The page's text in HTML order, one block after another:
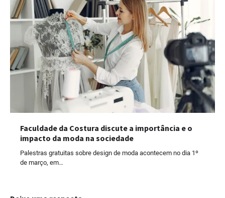
Faculdade da Costura discute a importância e o
impacto da moda na sociedade
Palestras gratuitas sobre design de moda acontecem no dia 1º
de março, em…